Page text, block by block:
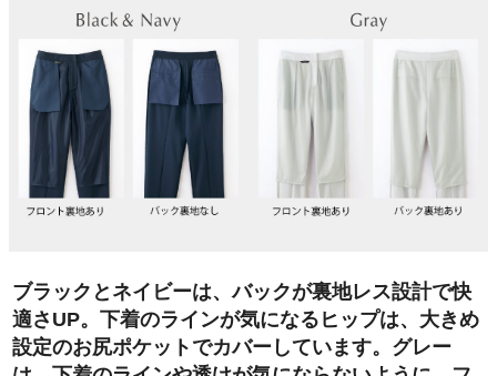
ブラックとネイビーは、バックが裏地レス設計で快
適さUP。下着のラインが気になるヒップは、大きめ
設定のお尻ポケットでカバーしています。グレー